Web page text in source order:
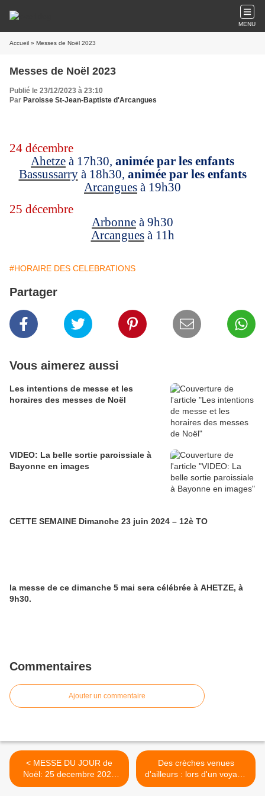
MENU
Accueil » Messes de Noël 2023
Messes de Noël 2023
Publié le 23/12/2023 à 23:10
Par Paroisse St-Jean-Baptiste d'Arcangues
24 décembre
Ahetze à 17h30, animée par les enfants
Bassussarryà 18h30, animée par les enfants
Arcangues à 19h30
25 décembre
Arbonne à 9h30
Arcanguesà 11h
#HORAIRE DES CELEBRATIONS
Partager
Vous aimerez aussi
Les intentions de messe et les
horaires des messes de Noël
VIDEO: La belle sortie paroissiale à
Bayonne en images
CETTE SEMAINE Dimanche 23 juin 2024 – 12è TO
la messe de ce dimanche 5 mai sera célébrée à AHETZE, à
9h30.
Commentaires
Ajouter un commentaire
< MESSE DU JOUR de
Noël: 25 decembre 2023
Lectures et prières
Des crèches venues
d'ailleurs : lors d'un voyage
à Krefeld Allemagne et